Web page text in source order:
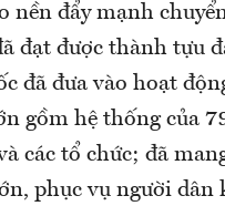
nền đẩy mạnh
đạt được thành tựu
đã đưa vào hoạt
gồm hệ thống của
các tổ chức; đã
phục vụ người dân